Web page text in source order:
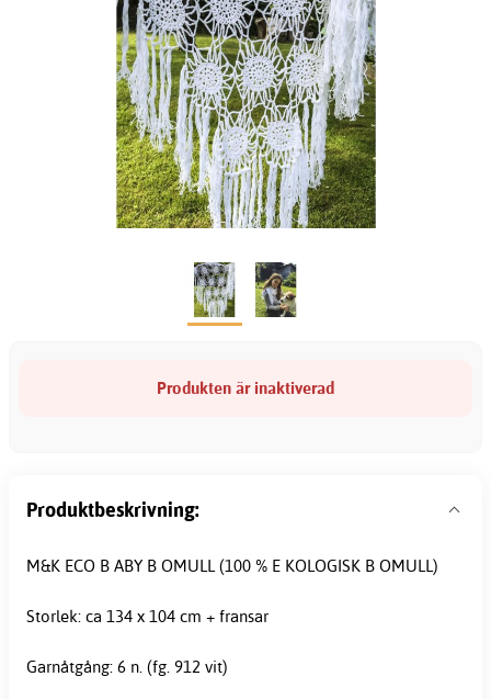
Produkten är inaktiverad
Produktbeskrivning:
M&K ECO B ABY B OMULL (100 % E KOLOGISK B OMULL)
Storlek: ca 134 x 104 cm + fransar
Garnåtgång: 6 n. (fg. 912 vit)